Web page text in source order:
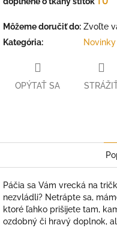
Môžeme doručiť do: Zvoľte
Kategória: Novinky
OPÝTAŤ SA
Páčia sa Vám vrecká na
nezvládli? Netrápte sa,
ktoré ľahko prišijete tam,
ozdobný či hravý doplnok,